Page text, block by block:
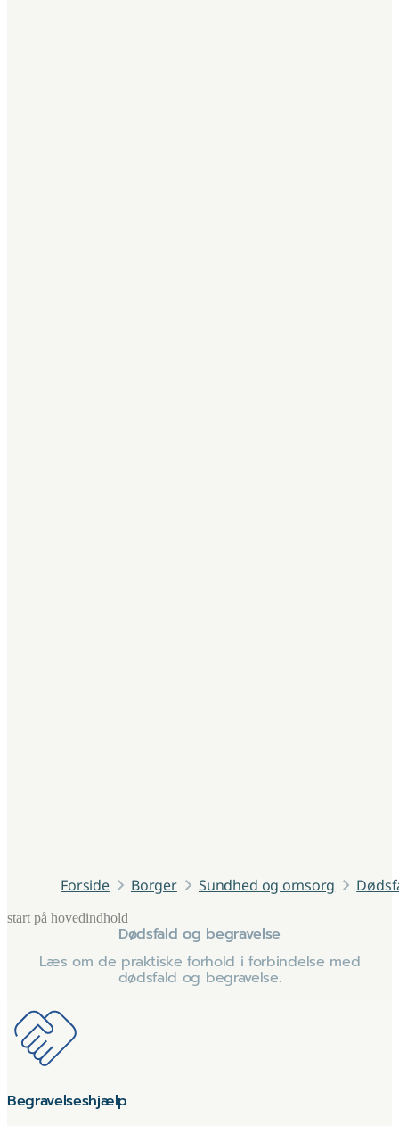
Forside Borger Sundhed og omsorg
start på hovedindhold
Dødsfald og begravelse
Læs om de praktiske forhold i forbindelse med
dødsfald og begravelse.
senest opdateret 25. januar 2026
Begravelseshjælp